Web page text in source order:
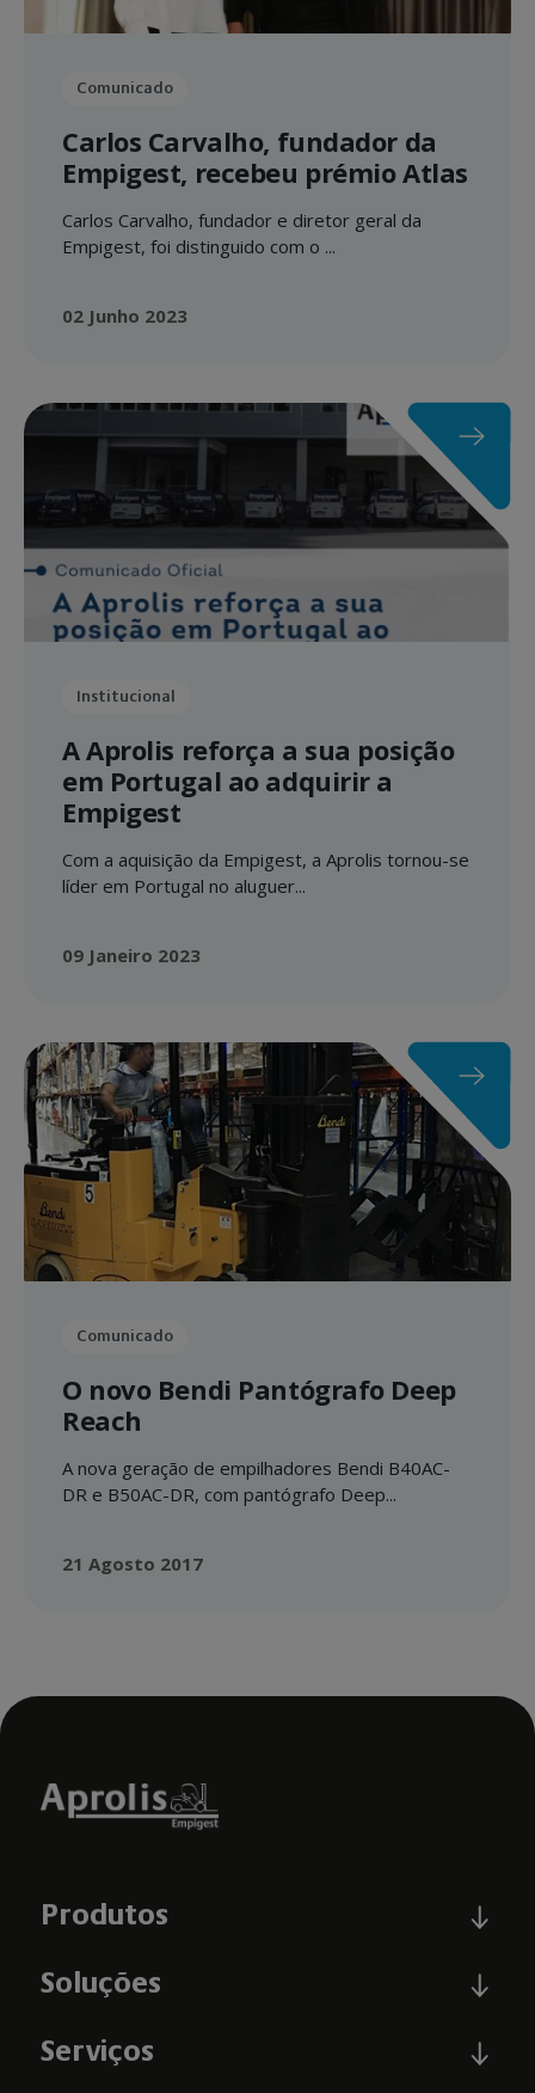
Comunicado
Carlos Carvalho, fundador da
Empigest, recebeu prémio Atlas
Carlos Carvalho, fundador e diretor geral da
Empigest, foi distinguido com o ...
02 Junho 2023
Institucional
A Aprolis reforça a sua posição
em Portugal ao adquirir a
Empigest
Com a aquisição da Empigest, a Aprolis tornou-se
líder em Portugal no aluguer...
09 Janeiro 2023
Comunicado
O novo Bendi Pantógrafo Deep
Reach
A nova geração de empilhadores Bendi B40AC-
DR e B50AC-DR, com pantógrafo Deep...
21 Agosto 2017
Produtos
Soluções
Serviços